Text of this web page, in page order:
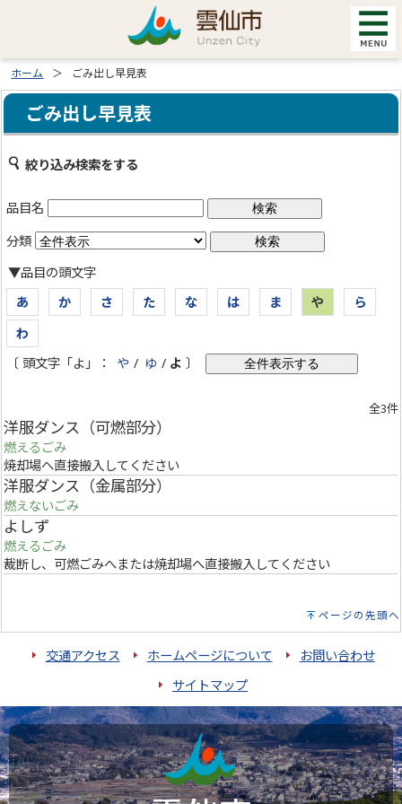
ホーム ごみ出し早見表
ごみ出し早見表
絞り込み検索をする
品目名
分類
▼品目の頭文字
あ
か さ た な は ま や
ら
わ
〔 頭文字「よ」：
や / ゆ / よ 〕
全3件
洋服ダンス（可燃部分）
燃えるごみ
焼却場へ直接搬入してください
洋服ダンス（金属部分）
燃えないごみ
よしず
燃えるごみ
裁断し、可燃ごみへまたは焼却場へ直接搬入してください
ページの先頭へ
交通アクセス ホームページについて
お問い合わせ
サイトマップ